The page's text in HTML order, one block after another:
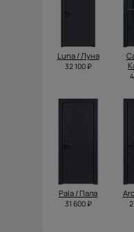
Luna / Луна
32 100 ₽
Pala / Пала
31 600 ₽